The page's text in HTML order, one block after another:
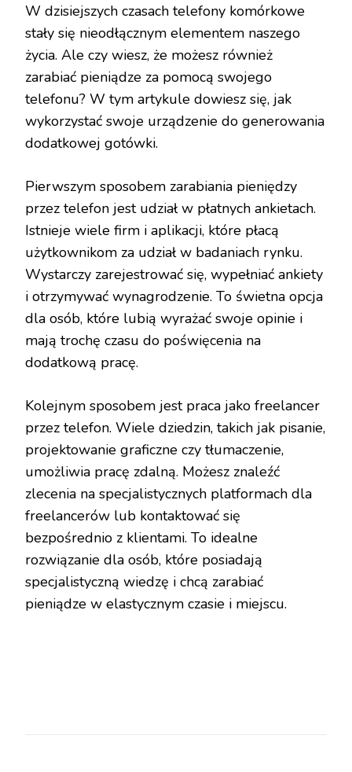
W dzisiejszych czasach telefony komórkowe
stały się nieodłącznym elementem naszego
życia. Ale czy wiesz, że możesz również
zarabiać pieniądze za pomocą swojego
telefonu? W tym artykule dowiesz się, jak
wykorzystać swoje urządzenie do generowania
dodatkowej gotówki.
Pierwszym sposobem zarabiania pieniędzy
przez telefon jest udział w płatnych ankietach.
Istnieje wiele firm i aplikacji, które płacą
użytkownikom za udział w badaniach rynku.
Wystarczy zarejestrować się, wypełniać ankiety
i otrzymywać wynagrodzenie. To świetna opcja
dla osób, które lubią wyrażać swoje opinie i
mają trochę czasu do poświęcenia na
dodatkową pracę.
Kolejnym sposobem jest praca jako freelancer
przez telefon. Wiele dziedzin, takich jak pisanie,
projektowanie graficzne czy tłumaczenie,
umożliwia pracę zdalną. Możesz znaleźć
zlecenia na specjalistycznych platformach dla
freelancerów lub kontaktować się
bezpośrednio z klientami. To idealne
rozwiązanie dla osób, które posiadają
specjalistyczną wiedzę i chcą zarabiać
pieniądze w elastycznym czasie i miejscu.